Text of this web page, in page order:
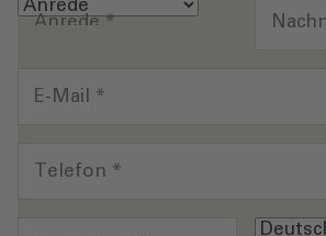
Anrede *
E-Mail *
Telefon *